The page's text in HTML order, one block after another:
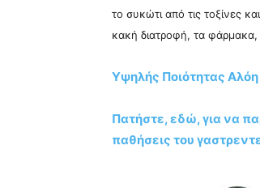
το συκώτι από τις τοξίνες
κακή διατροφή, τα
Υψηλής Ποιότητας Αλόη
Πατήστε, εδώ, για να
παθήσεις του